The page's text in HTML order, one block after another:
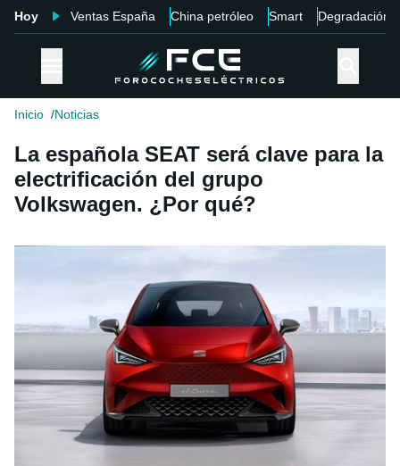
Hoy Ventas España China petróleo Smart Degradación
Inicio Noticias
La española SEAT será clave para la
electrificación del grupo
Volkswagen. ¿Por qué?